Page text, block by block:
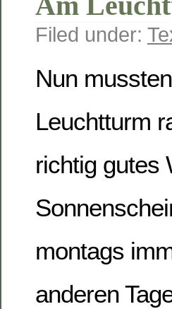
Filed under:
Nun
Leuchtturm
richtig gutes
montags
anderen